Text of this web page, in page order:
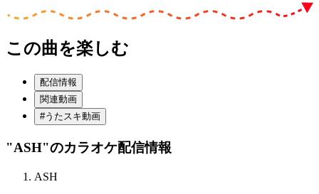
この曲を楽しむ
配信情報
関連動画
#うたスキ動画
"ASH"のカラオケ配信情報
ASH